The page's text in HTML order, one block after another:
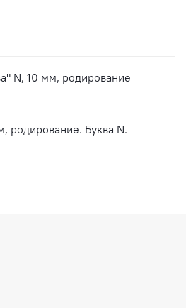
N, 10 мм, родирование
родирование. Буква N.
латуни, родирование.